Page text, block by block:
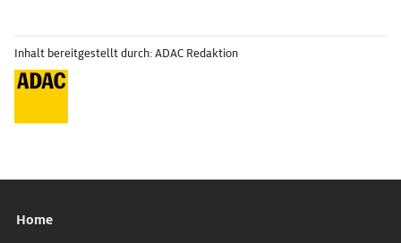
Inhalt bereitgestellt durch: ADAC Redaktion
Home